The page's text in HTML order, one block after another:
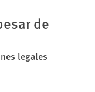
de
legales